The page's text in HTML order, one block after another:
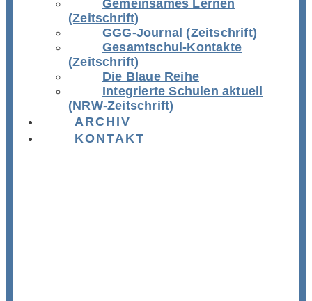
Gemeinsames Lernen
(Zeitschrift)
GGG-Journal (Zeitschrift)
Gesamtschul-Kontakte
(Zeitschrift)
Die Blaue Reihe
Integrierte Schulen aktuell
(NRW-Zeitschrift)
ARCHIV
KONTAKT